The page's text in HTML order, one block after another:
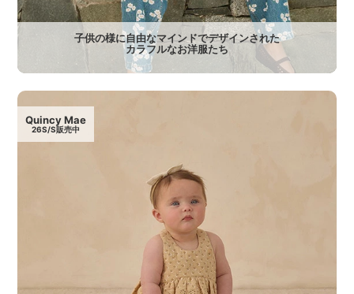
子供の様に自由なマインドでデザインされた
カラフルなお洋服たち
Quincy Mae
26S/S販売中